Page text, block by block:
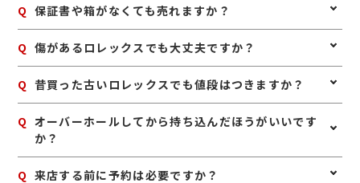
モデルは中古市場での需要も高いため、使わないと思っ
た段階で早めに査定へ出すこともポイントです。
A はい、不動のロレックスでも査定可能です。故障や長期
す。まずはそのままの状態でご相談ください。
Q 保証書や箱がなくても売れますか？
A はい、本体のみでも査定は可能です。保証書や箱、余り
っていないロレックスがあれば、お気軽にお持ちくださ
い。
Q 傷があるロレックスでも大丈夫ですか？
A はい、傷や使用感があるロレックスでも査定可能です。
があります。無理に磨かず、そのままお持ちいただくの
がおすすめです。
Q 昔買った古いロレックスでも値段はつきますか？
A はい、古いロレックスでも人気モデルや希少性のあるも
のは高く評価される場合があります。製造年が古くても
Q オーバーホールしてから持ち込んだほうがいいです
か？
A 無理にオーバーホールや修理をしてからお持ち込みいた
Q 来店する前に予約は必要ですか？